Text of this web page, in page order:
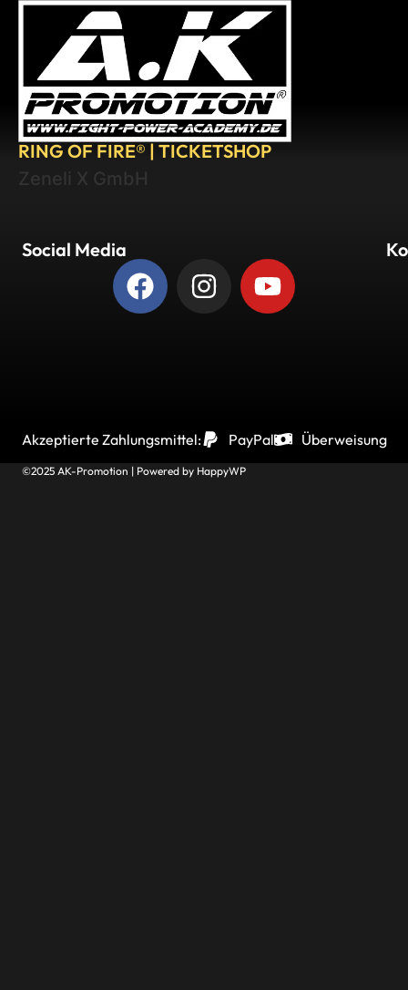
RING OF FIRE® | TICKETSHOP
Zeneli X GmbH
Social Media
Akzeptierte Zahlungsmittel: PayPal Überweisung
©2025 AK-Promotion | Powered by HappyWP